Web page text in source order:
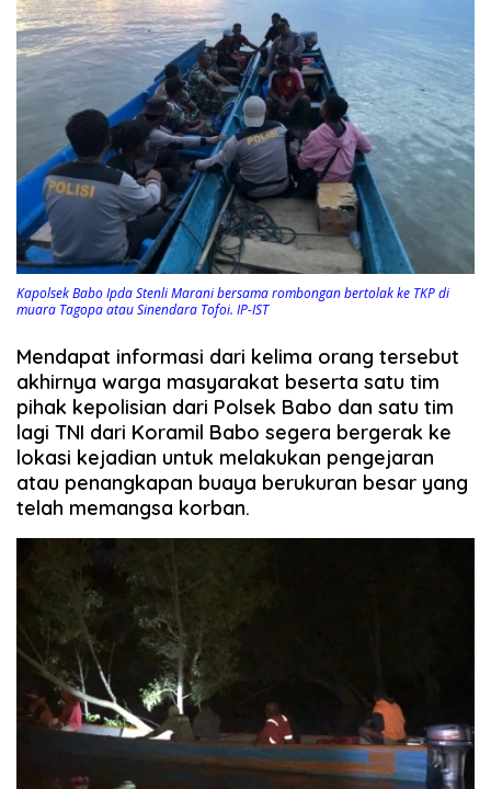
Kapolsek Babo Ipda Stenli Marani bersama rombongan bertolak ke TKP di
muara Tagopa atau Sinendara Tofoi. IP-IST
Mendapat informasi dari kelima orang tersebut
akhirnya warga masyarakat beserta satu tim
pihak kepolisian dari Polsek Babo dan satu tim
lagi TNI dari Koramil Babo segera bergerak ke
lokasi kejadian untuk melakukan pengejaran
atau penangkapan buaya berukuran besar yang
telah memangsa korban.